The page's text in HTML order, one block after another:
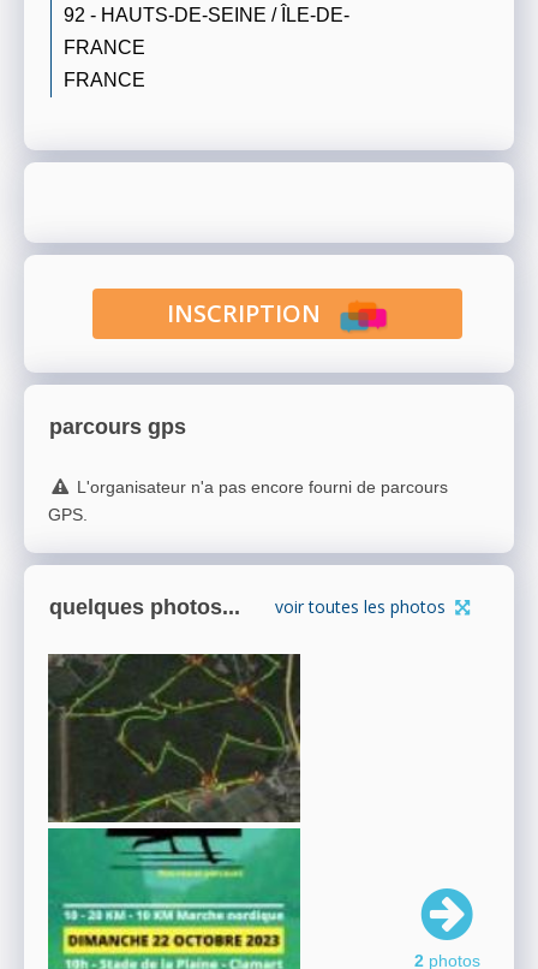
92 - HAUTS-DE-SEINE / ÎLE-DE-
FRANCE
FRANCE
INSCRIPTION
parcours gps
L'organisateur n'a pas encore fourni de parcours
GPS.
quelques photos... voir toutes les photos
2 photos